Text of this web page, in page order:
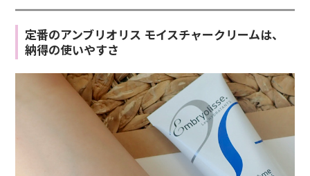
定番のアンブリオリス モイスチャークリームは、
納得の使いやすさ